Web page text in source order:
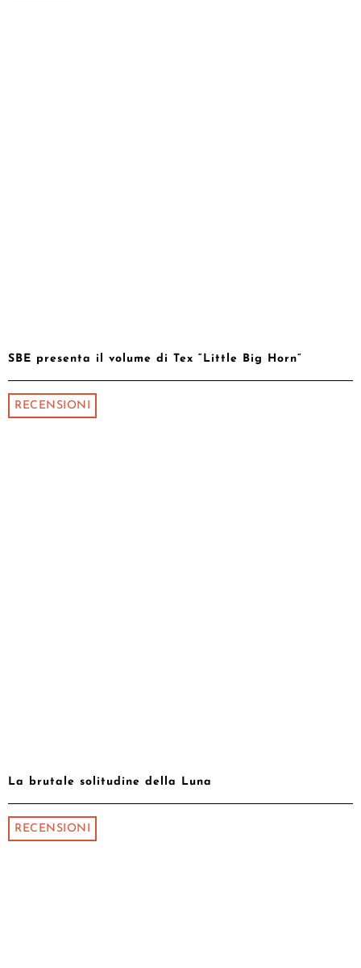
SBE presenta il volume di Tex “Little Big Horn”
RECENSIONI
La brutale solitudine della Luna
RECENSIONI